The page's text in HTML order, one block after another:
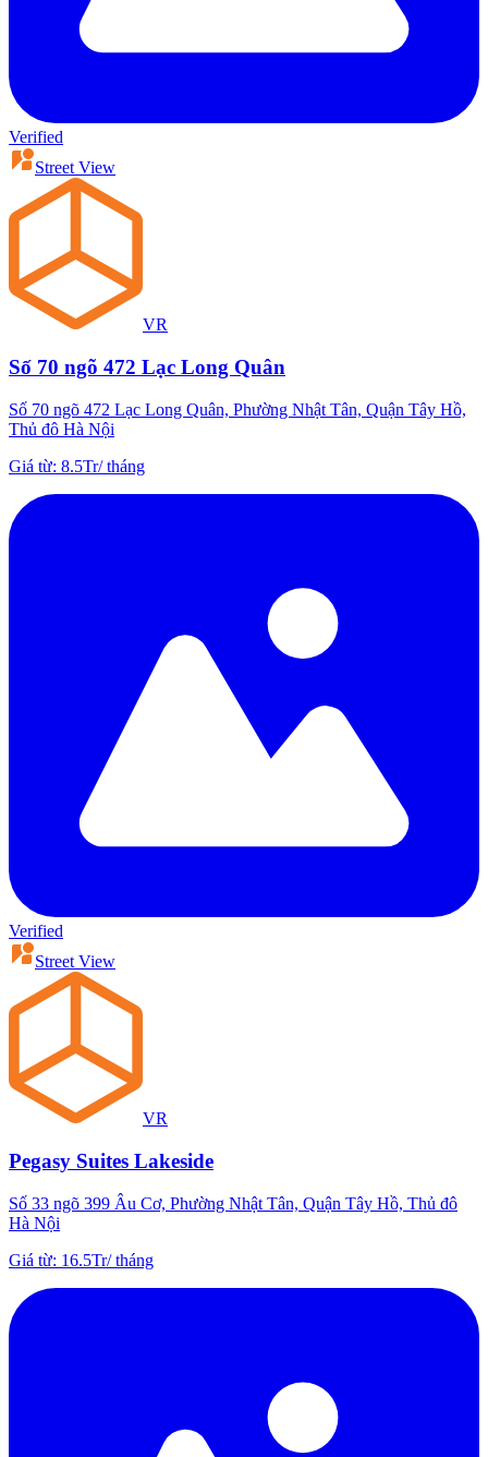
Verified
Street View
VR
Số 70 ngõ 472 Lạc Long Quân
Số 70 ngõ 472 Lạc Long Quân, Phường Nhật Tân, Quận Tây Hồ,
Thủ đô Hà Nội
Giá từ: 8.5Tr/tháng
Verified
Street View
VR
Pegasy Suites Lakeside
Số 33 ngõ 399 Âu Cơ, Phường Nhật Tân, Quận Tây Hồ, Thủ đô
Hà Nội
Giá từ: 16.5Tr/tháng